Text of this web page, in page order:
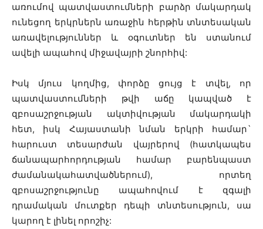
առումով պատվաստումների բարձր մակարդակ
ունեցող երկրներն առաջին հերթին տնտեսական
առավելություններ և օգուտներ են ստանում
ավելի ապահով միջավայրի շնորհիվ:
Իսկ մյուս կողմից, փորձը ցույց է տվել, որ
պատվաստումների թվի աճը կապված է
զբոսաշրջության ակտիվության մակարդակի
հետ, իսկ Հայաստանի նման երկրի համար`
հարուստ տեսարժան վայրերով (հատկապես
ճանապարհորդության համար բարենպաստ
ժամանակահատվածներում), որտեղ
զբոսաշրջությունը ապահովում է զգալի
դրամական մուտքեր դեպի տնտեսություն, սա
կարող է լինել որոշիչ: